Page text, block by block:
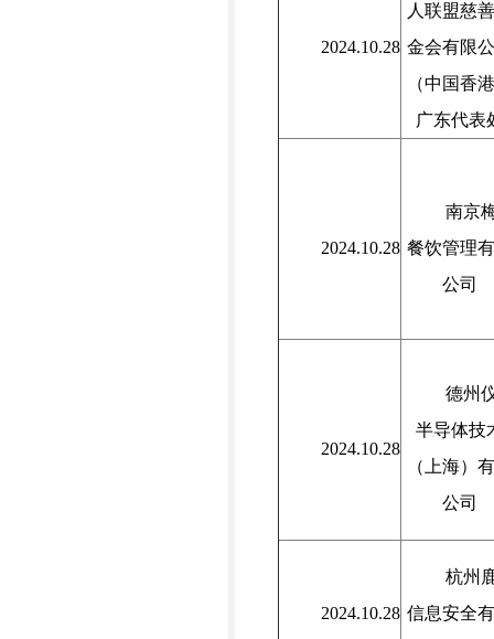
2024.10.28
人联盟慈
金会有限
（中国香
广东代表
2024.10.28
南京
餐饮管理
公司
2024.10.28
德州
半导体技
（上海）
公司
2024.10.28
杭州
信息安全